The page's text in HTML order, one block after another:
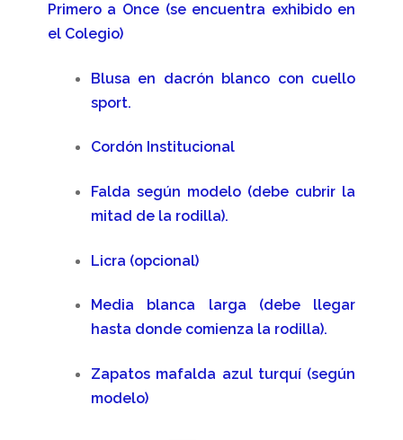
Primero a Once (se encuentra exhibido en
el Colegio)
Blusa en dacrón blanco con cuello
sport.
Cordón Institucional
Falda según modelo (debe cubrir la
mitad de la rodilla).
Licra (opcional)
Media blanca larga (debe llegar
hasta donde comienza la rodilla).
Zapatos mafalda azul turquí (según
modelo)